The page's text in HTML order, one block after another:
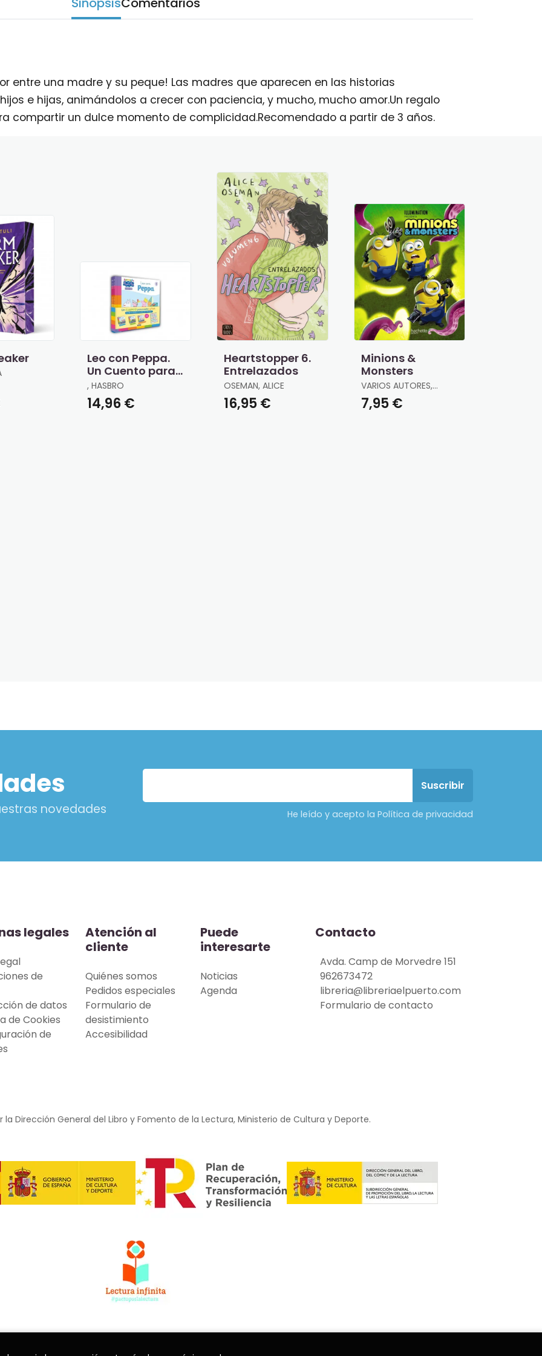
entre una madre y su peque! Las madres que aparecen en las historias
e hijas, animándolos a crecer con paciencia, y mucho, mucho amor.Un regalo
compartir un dulce momento de complicidad.Recomendado a partir de 3 años.
Leo con Peppa.
Un Cuento para
Cada Letra
, HASBRO
14,96 €
Heartstopper 6.
Entrelazados
OSEMAN, ALICE
16,95 €
Minions &
Monsters
VARIOS AUTORES,
VARIOS AUTORES
7,95 €
novedades He leído y acepto la Política de privacidad
legales
de
de datos
de Cookies
de
Atención al
cliente
Quiénes somos
Pedidos especiales
Formulario de
desistimiento
Accesibilidad
Puede
interesarte
Noticias
Agenda
Contacto
Avda. Camp de Morvedre 151
962673472
libreria@libreriaelpuerto.com
Formulario de contacto
Dirección General del Libro y Fomento de la Lectura, Ministerio de Cultura y Deporte.